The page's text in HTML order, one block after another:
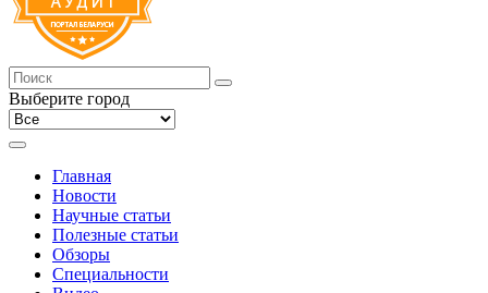
Выберите город
Главная
Новости
Научные статьи
Полезные статьи
Обзоры
Специальности